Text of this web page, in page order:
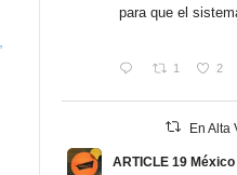
para que el
1 2
En Alta
ARTICLE 19